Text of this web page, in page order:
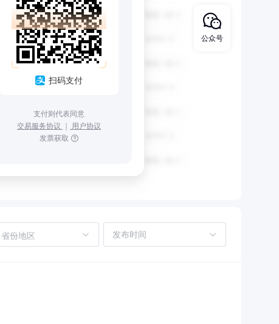
扫码支付
支付则代表同意
交易服务协议 ｜ 用户协议
发票获取
省份地区
公众号